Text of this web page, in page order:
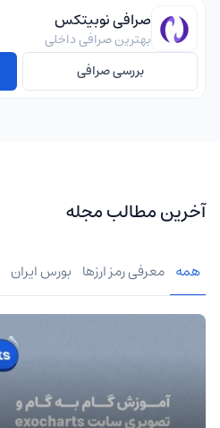
صرافی نوبیتکس
بهترین صرافی داخلی
بررسی صرافی
آخرین مطالب مجله
همه معرفی رمز ارزها بورس ایران